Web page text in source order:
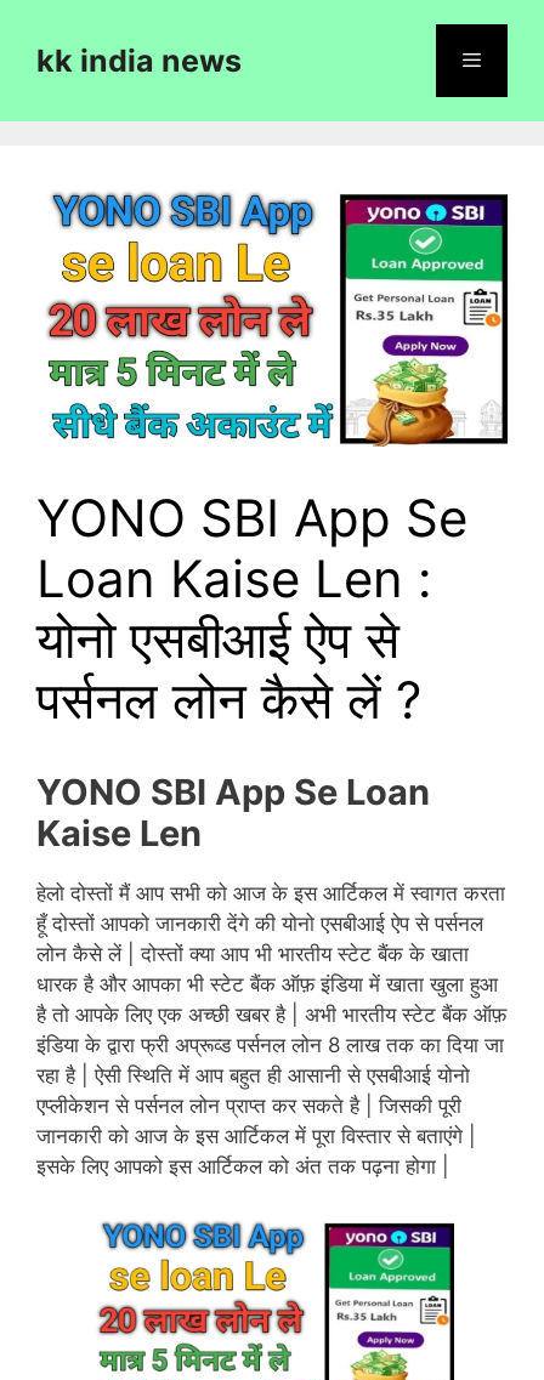
contentkk india news
YONO SBI App Se
Loan Kaise Len :
योनो एसबीआई ऐप से
पर्सनल लोन कैसे लें ?
YONO SBI App Se Loan
Kaise Len
हेलो दोस्तों मैं आप सभी को आज के इस आर्टिकल में स्वागत करता
हूँ दोस्तों आपको जानकारी देंगे की योनो एसबीआई ऐप से पर्सनल
लोन कैसे लें | दोस्तों क्या आप भी भारतीय स्टेट बैंक के खाता
धारक है और आपका भी स्टेट बैंक ऑफ़ इंडिया में खाता खुला हुआ
है तो आपके लिए एक अच्छी खबर है | अभी भारतीय स्टेट बैंक ऑफ़
इंडिया के द्वारा फ्री अप्रूव्ड पर्सनल लोन 8 लाख तक का दिया जा
रहा है | ऐसी स्थिति में आप बहुत ही आसानी से एसबीआई योनो
एप्लीकेशन से पर्सनल लोन प्राप्त कर सकते है | जिसकी पूरी
जानकारी को आज के इस आर्टिकल में पूरा विस्तार से बताएंगे |
इसके लिए आपको इस आर्टिकल को अंत तक पढ़ना होगा |